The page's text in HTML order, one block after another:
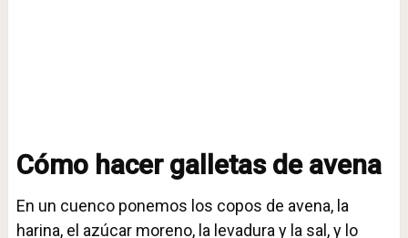
Cómo hacer galletas de avena
En un cuenco ponemos los copos de avena, la
harina, el azúcar moreno, la levadura y la sal, y lo